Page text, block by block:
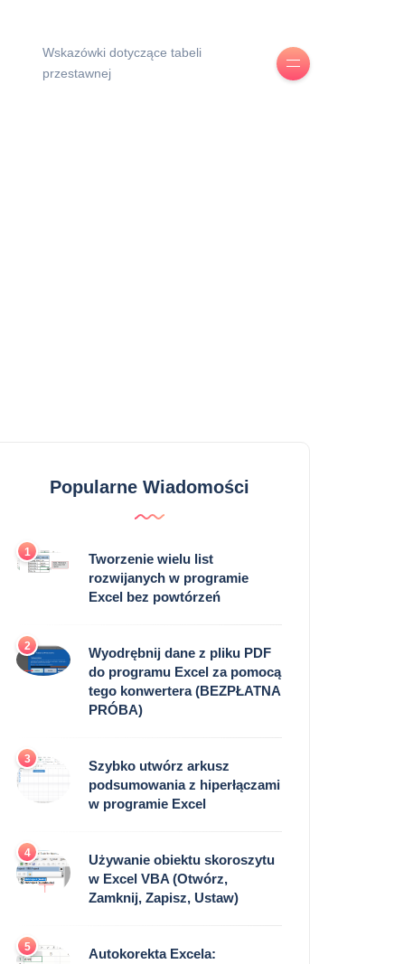
Wskazówki dotyczące tabeli
przestawnej
Popularne Wiadomości
1
Tworzenie wielu list
rozwijanych w programie
Excel bez powtórzeń
2
Wyodrębnij dane z pliku PDF
do programu Excel za pomocą
tego konwertera (BEZPŁATNA
PRÓBA)
3
Szybko utwórz arkusz
podsumowania z hiperłączami
w programie Excel
4
Używanie obiektu skoroszytu
w Excel VBA (Otwórz,
Zamknij, Zapisz, Ustaw)
5
Autokorekta Excela: